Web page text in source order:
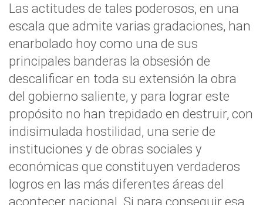
Las actitudes de tales poderosos, en una
escala que admite varias gradaciones, han
enarbolado hoy como una de sus
principales banderas la obsesión de
descalificar en toda su extensión la obra
del gobierno saliente, y para lograr este
propósito no han trepidado en destruir, con
indisimulada hostilidad, una serie de
instituciones y de obras sociales y
económicas que constituyen verdaderos
logros en las más diferentes áreas del
acontecer nacional. Si para conseguir esa